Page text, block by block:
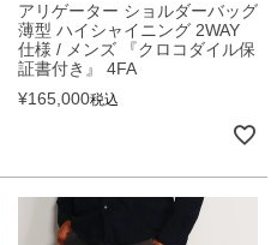
アリゲーター ショルダーバッグ
薄型 ハイシャイニング 2WAY
仕様 / メンズ 『クロコダイル保
証書付き』 4FA
¥165,000税込